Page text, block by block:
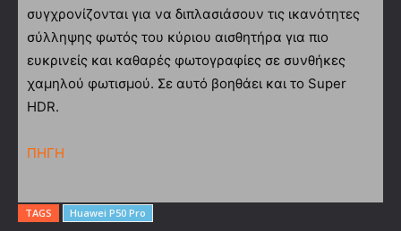
συγχρονίζονται για να διπλασιάσουν τις ικανότητες
σύλληψης φωτός του κύριου αισθητήρα για πιο
ευκρινείς και καθαρές φωτογραφίες σε συνθήκες
χαμηλού φωτισμού. Σε αυτό βοηθάει και το Super
HDR.
ΠΗΓΗ
TAGS Huawei P50 Pro